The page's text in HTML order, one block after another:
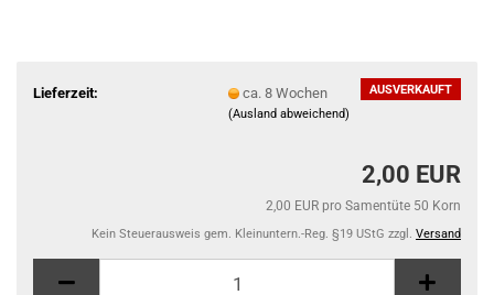
AUSVERKAUFT
Lieferzeit: ca. 8 Wochen
(Ausland abweichend)
2,00 EUR
2,00 EUR pro Samentüte 50 Korn
Kein Steuerausweis gem. Kleinuntern.-Reg. §19 UStG zzgl. Versand